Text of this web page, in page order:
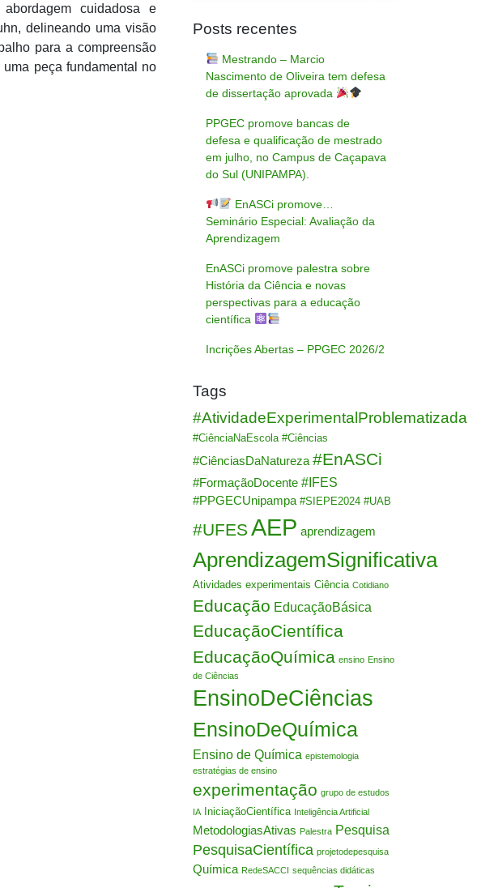
cuidadosa e
delineando uma visão
para a compreensão
peça fundamental no
Posts recentes
Mestrando – Marcio
Nascimento de Oliveira tem defesa
de dissertação aprovada
PPGEC promove bancas de
defesa e qualificação de mestrado
em julho, no Campus de Caçapava
do Sul (UNIPAMPA).
EnASCi promove…
Seminário Especial: Avaliação da
Aprendizagem
EnASCi promove palestra sobre
História da Ciência e novas
perspectivas para a educação
científica
Incrições Abertas – PPGEC 2026/2
Tags
#AtividadeExperimentalProblematizada
#CiênciaNaEscola #Ciências
#CiênciasDaNatureza #EnASCi
#FormaçãoDocente #IFES
#PPGECUnipampa #SIEPE2024 #UAB
#UFES AEP aprendizagem
AprendizagemSignificativa
Atividades experimentais Ciência Cotidiano
Educação EducaçãoBásica
EducaçãoCientífica
EducaçãoQuímica ensino Ensino
de Ciências
EnsinoDeCiências
EnsinoDeQuímica
Ensino de Química epistemologia
estratégias de ensino
experimentação grupo de estudos
IA IniciaçãoCientífica Inteligência Artificial
MetodologiasAtivas Palestra Pesquisa
PesquisaCientífica projetodepesquisa
Química RedeSACCI sequências didáticas